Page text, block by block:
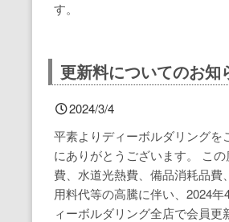
す。
更新料についてのお知
2024/3/4
平素よりディーボルダリングを
にありがとうございます。 こ
費、水道光熱費、備品消耗品費
用料代等の高騰に伴い、2024
ィーボルダリング全店で会員更